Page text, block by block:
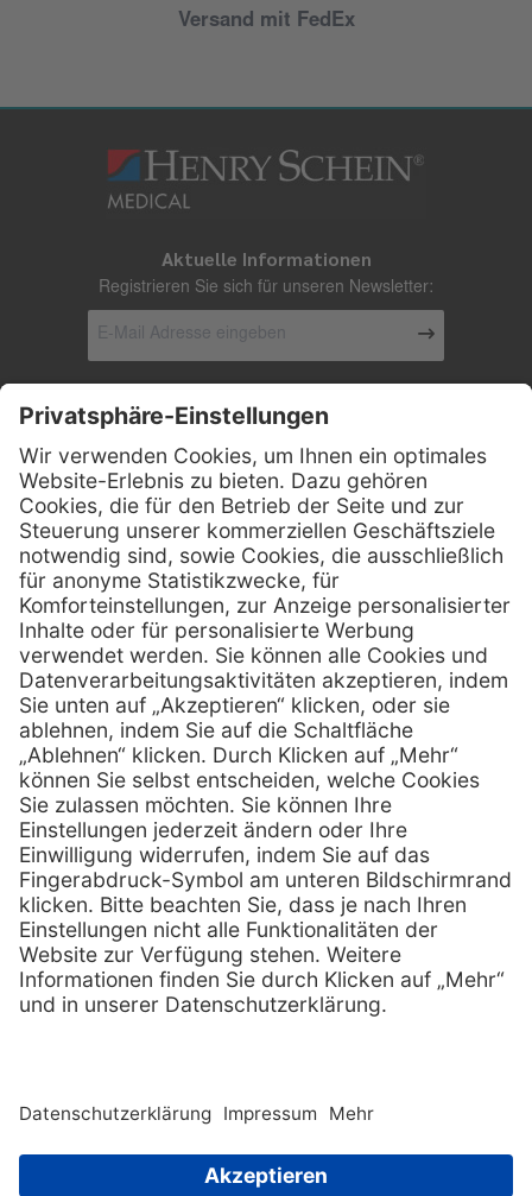
Versand mit FedEx
Aktuelle Informationen
Registrieren Sie sich für unseren Newsletter:
Kontakt
Firmensitz
Henry Schein Medical GmbH
Alt-Moabit 96 b
D-10559 Berlin
Telefon: 0800 - 888 777 6
Telefax: 0800 - 888 777 8
E-Mail: info @ henryschein-med.de
Services
Fernwartung
Vorteile
Eigenmarke
Leasing
Techn. Service
Kataloge
Hilfe
FAQs
Kontakt
Lob & Kritik
Außendienst
Retoure
E-Rechnung
Zertifikat Rechtliches